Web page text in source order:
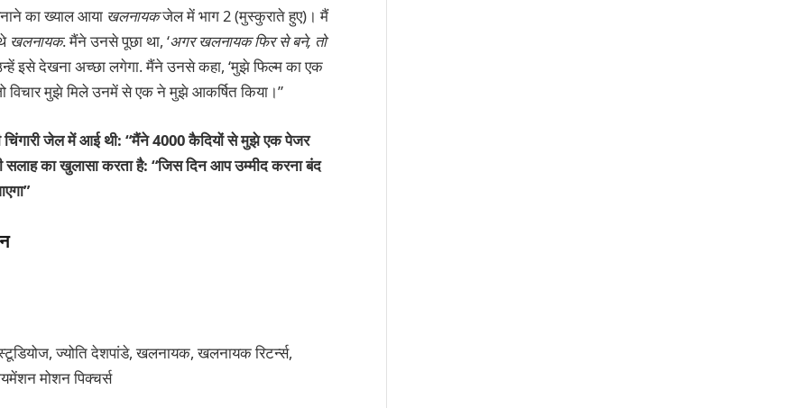
का ख्याल आया खलनायकजेल में भाग 2 (मुस्कुराते हुए)। मैं
खलनायक. मैंने उनसे पूछा था, ‘अगर खलनायक फिर से बने, तो
इसे देखना अच्छा लगेगा. मैंने उनसे कहा, ‘मुझे फिल्म का एक
मुझे मिले उनमें से एक ने मुझे आकर्षित किया।”
चिंगारी जेल में आई थी: “मैंने 4000 कैदियों से मुझे एक पेजर
सलाह का खुलासा करता है: “जिस दिन आप उम्मीद करना बंद
ज्योति देशपांडे, खलनायक, खलनायक रिटर्न्स,
मोशन पिक्चर्स